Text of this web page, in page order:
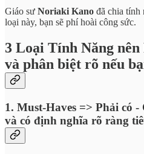
Giáo sư Noriaki Kano đã chia tính
loại này, bạn sẽ phí hoài công sức.
3 Loại Tính Năng
và phân biệt rõ nếu
1. Must-Haves => Phải có
và có định nghĩa rõ ràng